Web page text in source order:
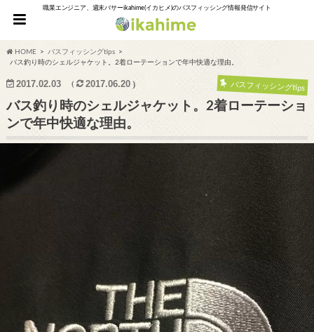
職業エンジニア、週末バサーikahime(イカヒメ)のバスフィッシング情報発信サイト
HOME
バスフィッシングtips
バス釣り時のシェルジャケット。2着ローテーションで年中快適な理由。
2017.02.03 2017.06.20 バスフィッシングtips
バス釣り時のシェルジャケット。2着ローテーショ
ンで年中快適な理由。